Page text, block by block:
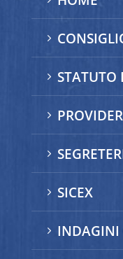
5
5 STATUTO
5
5
5 SICEX
5 INDAGINI